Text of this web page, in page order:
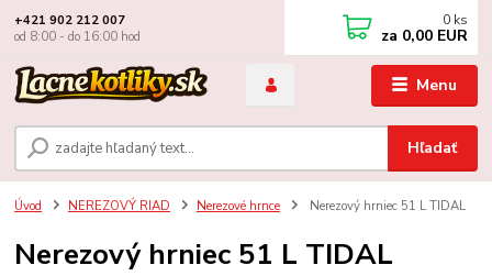
Menu
Hľadať
+421 902 212 007
od 8:00 - do 16:00 hod
0 ks
za 0,00 EUR
Úvod NEREZOVÝ RIAD Nerezové hrnce Nerezový hrniec 51 L TIDAL
Nerezový hrniec 51 L TIDAL